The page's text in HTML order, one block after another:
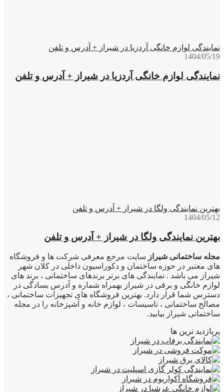
نمایندگی لوازم خانگی آردزیا در شیراز + آدرس و تلفن
1404/05/19
نمایندگی لوازم خانگی آردزیا در شیراز + آدرس و تلفن
بهترین نمایندگی ولگا در شیراز + آدرس و تلفن
1404/05/12
بهترین نمایندگی ولگا در شیراز + آدرس و تلفن
مجله ساختمانی شیراز سایت مرجع معرفی شرکت ها و فروشگاه
های معتبر در حوزه ساختمان و دکوراسیون داخلی در کلان شهر
شیراز می باشد . نمایندگی های برتر برندهای ساختمانی ، برند های
لوازم خانگی و برقی در شیراز بهمراه شماره و آدرس بسادگی در
دسترس شما قرار دارد. بهترین فروشگاه های تجهیزات ساختمانی ،
مصالح ساختمانی ، تاسیسات ، لوازم خانه و آشپزخانه را در مجله
ساختمانی شیراز بیابید.
پربازدید ترین ها